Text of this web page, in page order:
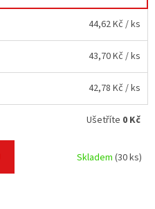
44,62 Kč / ks
43,70 Kč / ks
42,78 Kč / ks
Ušetříte 0 Kč
Skladem(30 ks)